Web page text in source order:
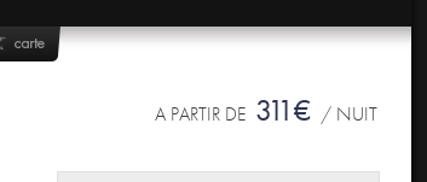
A PARTIR DE 311€ / NUIT